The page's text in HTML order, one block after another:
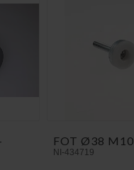
FOT Ø38 M10
NI-434719